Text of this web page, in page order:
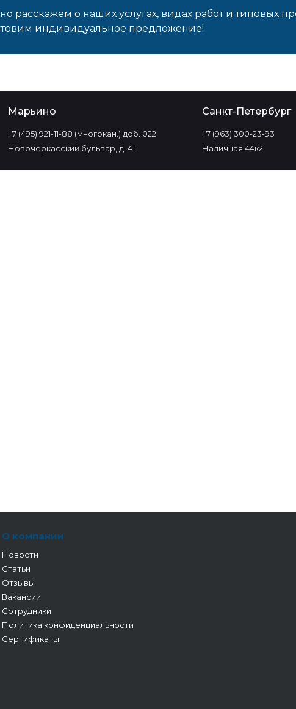
расскажем о наших услугах, видах работ и типовых
индивидуальное предложение!
Марьино
+7 (495) 921-11-88 (многокан.) доб. 022
Новочеркасский бульвар, д. 41
Санкт-Петербург
+7 (963) 300-23-93
Наличная 44к2
О компании
Новости
Статьи
Отзывы
Вакансии
Сотрудники
Политика конфиденциальности
Сертификаты